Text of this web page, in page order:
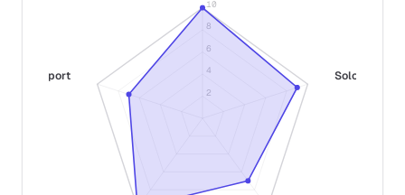
2
4
6
8
10
Solo-Fit
Support